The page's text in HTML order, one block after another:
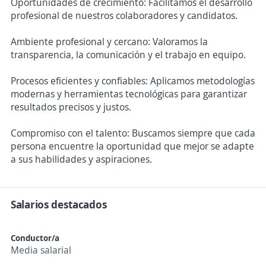
profesional de nuestros colaboradores y candidatos.
Ambiente profesional y cercano: Valoramos la
transparencia, la comunicación y el trabajo en equipo.
Procesos eficientes y confiables: Aplicamos metodologías
modernas y herramientas tecnológicas para garantizar
resultados precisos y justos.
Compromiso con el talento: Buscamos siempre que cada
persona encuentre la oportunidad que mejor se adapte
a sus habilidades y aspiraciones.
Salarios destacados
Conductor/a
Media salarial